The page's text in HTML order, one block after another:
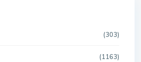
(303)
(1163)